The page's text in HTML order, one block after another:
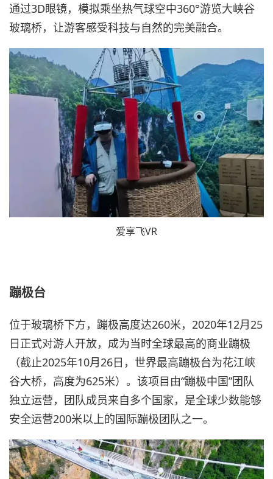
通过3D眼镜，模拟乘坐热气球空中360°游览大峡谷
玻璃桥，让游客感受科技与自然的完美融合。
爱享飞VR
蹦极台
位于玻璃桥下方，蹦极高度达260米，2020年12月25
日正式对游人开放，成为当时全球最高的商业蹦极
（截止2025年10月26日，世界最高蹦极台为花江峡
谷大桥，高度为625米）。该项目由“蹦极中国”团队
独立运营，团队成员来自多个国家，是全球少数能够
安全运营200米以上的国际蹦极团队之一。